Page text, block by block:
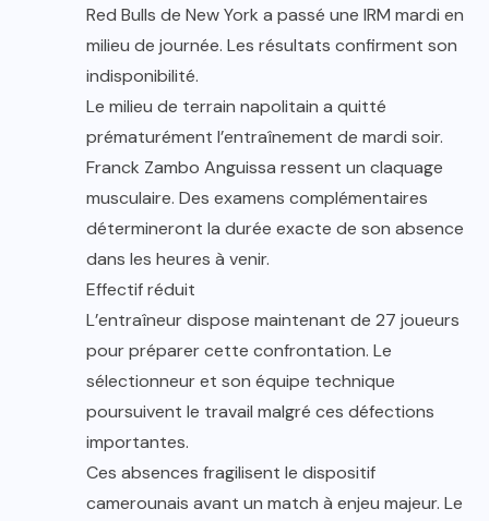
Red Bulls de New York a passé une IRM mardi en
milieu de journée. Les résultats confirment son
indisponibilité.
Le milieu de terrain napolitain a quitté
prématurément l’entraînement de mardi soir.
Franck Zambo Anguissa ressent un claquage
musculaire. Des examens complémentaires
détermineront la durée exacte de son absence
dans les heures à venir.
Effectif réduit
L’entraîneur dispose maintenant de 27 joueurs
pour préparer cette confrontation. Le
sélectionneur et son équipe technique
poursuivent le travail malgré ces défections
importantes.
Ces absences fragilisent le dispositif
camerounais avant un match à enjeu majeur. Le